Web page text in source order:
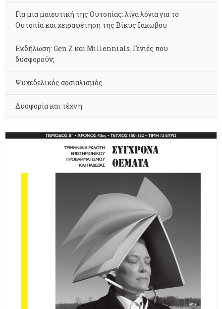
Για μια μαιευτική της Ουτοπίας: λίγα λόγια για το
Ουτοπία και χειραφέτηση της Βίκυς Ιακώβου
Εκδήλωση: Gen Z και Millennials. Γενιές που
δυσφορούν;
Ψυχεδελικός σοσιαλισμός
Δυσφορία και τέχνη